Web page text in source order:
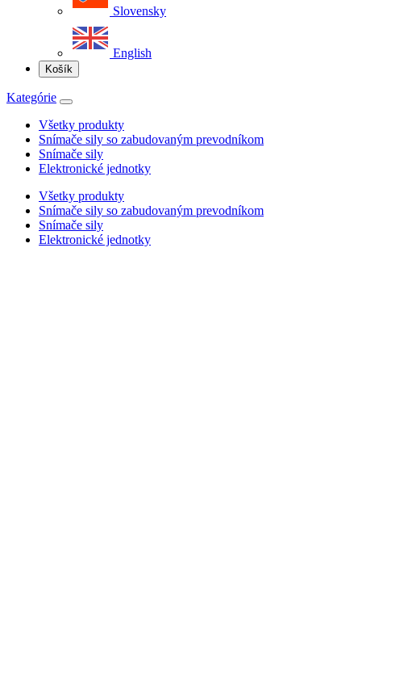
Slovensky
English
Košík
Kategórie
Všetky produkty
Snímače sily so zabudovaným prevodníkom
Snímače sily
Elektronické jednotky
Všetky produkty
Snímače sily so zabudovaným prevodníkom
Snímače sily
Elektronické jednotky